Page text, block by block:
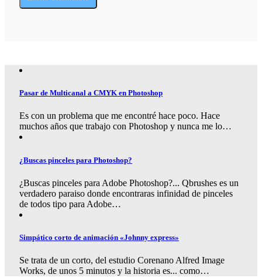
Pasar de Multicanal a CMYK en Photoshop
Es con un problema que me encontré hace poco. Hace
muchos años que trabajo con Photoshop y nunca me lo…
¿Buscas pinceles para Photoshop?
¿Buscas pinceles para Adobe Photoshop?... Qbrushes es un
verdadero paraiso donde encontraras infinidad de pinceles
de todos tipo para Adobe…
Simpático corto de animación «Johnny express»
Se trata de un corto, del estudio Corenano Alfred Image
Works, de unos 5 minutos y la historia es... como…